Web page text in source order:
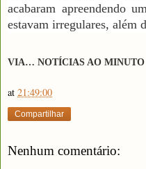
acabaram apreendendo
estavam irregulares, além
VIA… NOTÍCIAS AO MINUTO
at 21:49:00
Compartilhar
Nenhum comentário: